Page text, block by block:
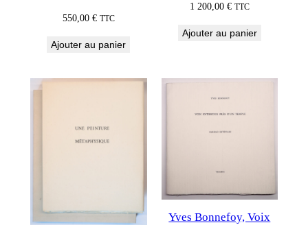
550,00 € TTC
Ajouter au panier
1 200,00 € TTC
Ajouter au panier
Yves Bonnefoy, Voix